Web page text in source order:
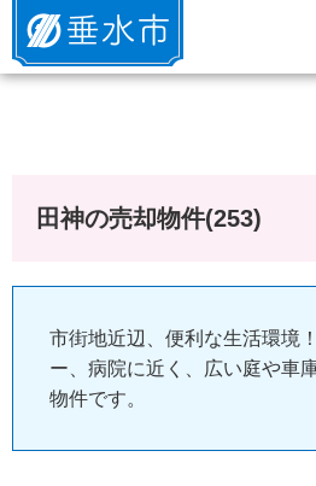
垂水市
田神の売却物件(253)
市街地近辺、便利な生活環境
ー、病院に近く、広い庭や車
物件です。